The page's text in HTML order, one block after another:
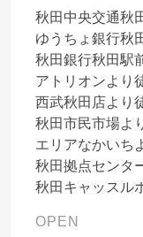
秋田中央交通秋
ゆうちょ銀行秋
秋田銀行秋田駅
アトリオンより
西武秋田店より
秋田市民市場よ
エリアなかいち
秋田拠点センタ
秋田キャッスル
OPEN